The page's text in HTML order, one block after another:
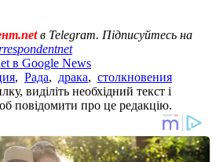
в Telegram. Підписуйтесь на
в Google News
, Рада, драка, столкновения
виділіть необхідний текст і
повідомити про це редакцію.